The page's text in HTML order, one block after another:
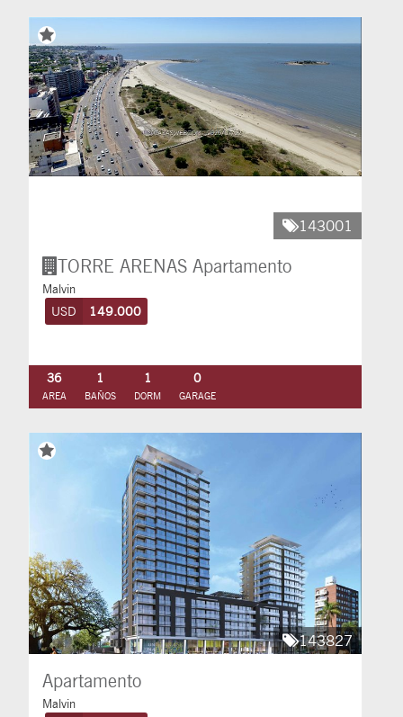
143001
TORRE ARENAS Apartamento
Malvin
USD 149.000
36
AREA
1
BAÑOS
1
DORM
0
GARAGE
143827
Apartamento
Malvin